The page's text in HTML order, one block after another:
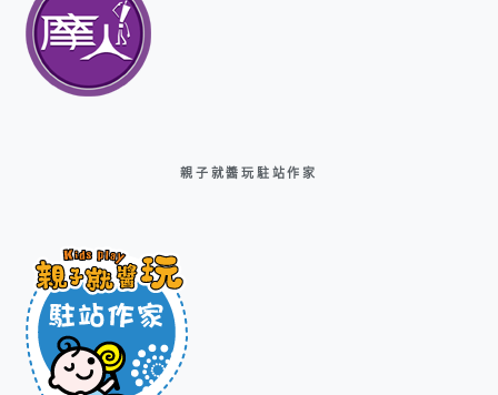
親子就醬玩駐站作家